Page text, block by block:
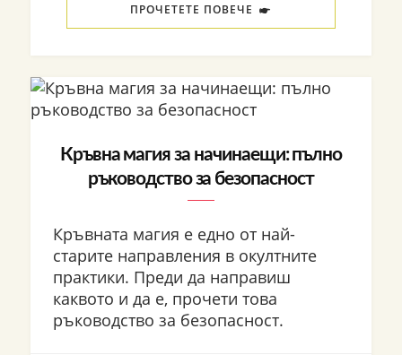
ПРОЧЕТЕТЕ ПОВЕЧЕ
Кръвна магия за начинаещи: пълно
ръководство за безопасност
Кръвната магия е едно от най-
старите направления в окултните
практики. Преди да направиш
каквото и да е, прочети това
ръководство за безопасност.